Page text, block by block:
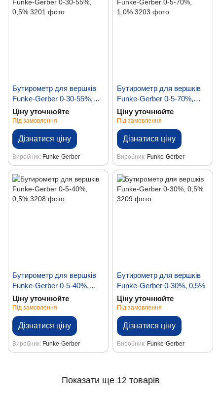
Бутирометр для вершків
Funke-Gerber 0-30-55%,
0,5%
Ціну уточнюйте
Під замовлення
Дізнатися ціну
Виробник Funke-Gerber
Бутирометр для вершків
Funke-Gerber 0-5-70%,
1,0%
Ціну уточнюйте
Під замовлення
Дізнатися ціну
Виробник Funke-Gerber
Бутирометр для вершків
Funke-Gerber 0-5-40%,
0,5%
Ціну уточнюйте
Під замовлення
Дізнатися ціну
Виробник Funke-Gerber
Бутирометр для вершків
Funke-Gerber 0-30%, 0,5%
Ціну уточнюйте
Під замовлення
Дізнатися ціну
Виробник Funke-Gerber
Показати ще 12 товарів